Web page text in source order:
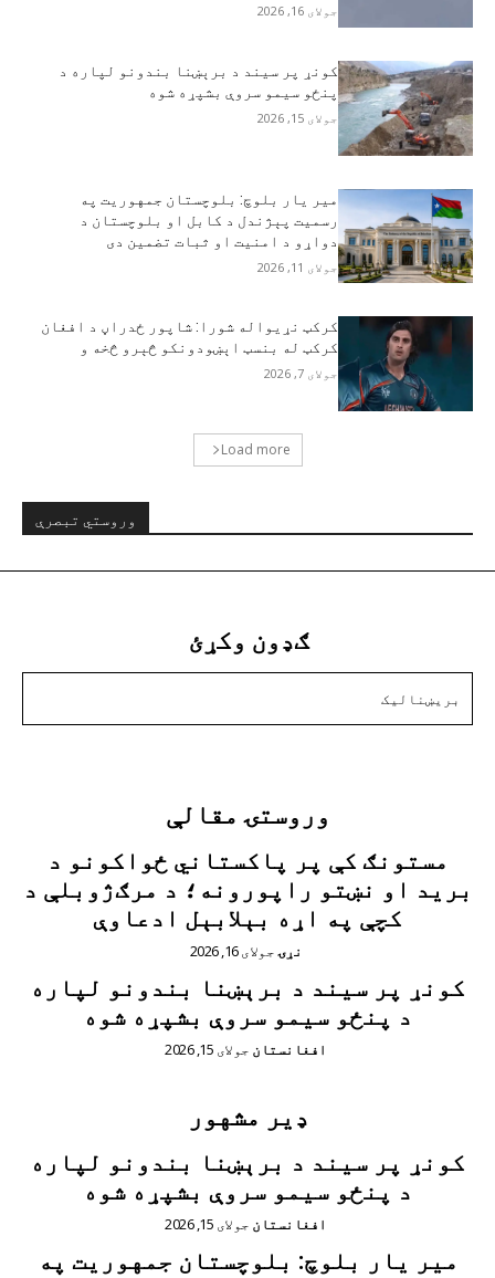
جولای 16, 2026
کونړ پر سیند د برېښنا بندونو لپاره د
پنځو سیمو سروې بشپړه شوه
جولای 15, 2026
مير يار بلوچ: بلوچستان جمهوریت په
رسمیت پېژندل د کابل او بلوچستان د
دواړو د امنیت او ثبات تضمین دی
جولای 11, 2026
کرکټ نړيواله شورا: شاپور ځدراڼ د افغان
کرکټ له بنسټ اېښودونکو څېرو څخه و
جولای 7, 2026
Load more
وروستي تبصرې
ګډون وکړئ
وروستۍ مقالې
مستونګ کې پر پاکستاني ځواکونو د
برید او نښتو راپورونه؛ د مرګ‌ژوبلې د
کچې په اړه بېلابېل ادعاوې
نړۍجولای 16, 2026
کونړ پر سیند د برېښنا بندونو لپاره
د پنځو سیمو سروې بشپړه شوه
افغانستان جولای 15, 2026
ډیر مشهور
کونړ پر سیند د برېښنا بندونو لپاره
د پنځو سیمو سروې بشپړه شوه
افغانستان جولای 15, 2026
مير يار بلوچ: بلوچستان جمهوریت په